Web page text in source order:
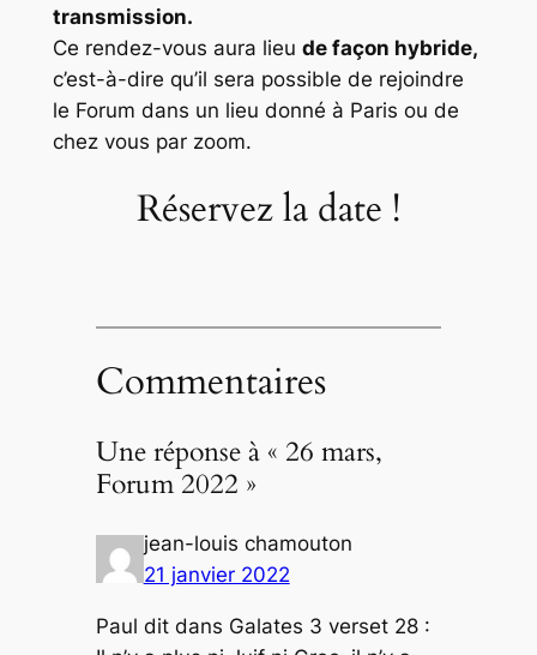
transmission.
Ce rendez-vous aura lieu de façon hybride,
c’est-à-dire qu’il sera possible de rejoindre
le Forum dans un lieu donné à Paris ou de
chez vous par zoom.
Réservez la date !
Commentaires
Une réponse à « 26 mars,
Forum 2022 »
jean-louis chamouton
21 janvier 2022
Paul dit dans Galates 3 verset 28 :